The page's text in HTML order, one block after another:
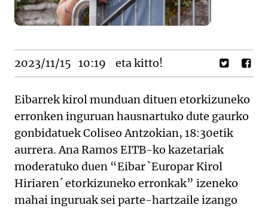
2023/11/15 10:19 eta kitto!
Eibarrek kirol munduan dituen etorkizuneko
erronken inguruan hausnartuko dute gaurko
gonbidatuek Coliseo Antzokian, 18:30etik
aurrera. Ana Ramos EITB-ko kazetariak
moderatuko duen “Eibar `Europar Kirol
Hiriaren´ etorkizuneko erronkak” izeneko
mahai inguruak sei parte-hartzaile izango